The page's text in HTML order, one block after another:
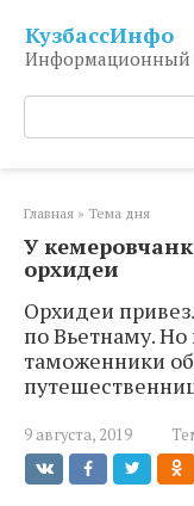
контенту
КузбассИнфо
Информационный
Поиск:
Главная » Тема дня
У
орхидеи
Орхидеи
по Вьетнаму. Но
таможенники
9 августа, 2019